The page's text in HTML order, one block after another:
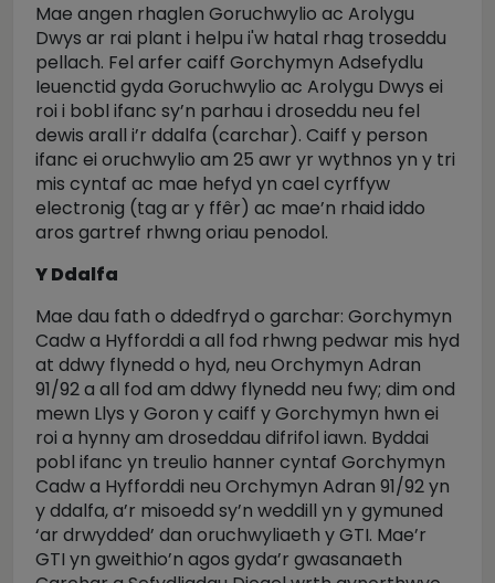
Mae angen rhaglen Goruchwylio ac Arolygu
Dwys ar rai plant i helpu i'w hatal rhag troseddu
pellach. Fel arfer caiff Gorchymyn Adsefydlu
Ieuenctid gyda Goruchwylio ac Arolygu Dwys ei
roi i bobl ifanc sy’n parhau i droseddu neu fel
dewis arall i’r ddalfa (carchar). Caiff y person
ifanc ei oruchwylio am 25 awr yr wythnos yn y tri
mis cyntaf ac mae hefyd yn cael cyrffyw
electronig (tag ar y ffêr) ac mae’n rhaid iddo
aros gartref rhwng oriau penodol.
Y Ddalfa
Mae dau fath o ddedfryd o garchar: Gorchymyn
Cadw a Hyfforddi a all fod rhwng pedwar mis hyd
at ddwy flynedd o hyd, neu Orchymyn Adran
91/92 a all fod am ddwy flynedd neu fwy; dim ond
mewn Llys y Goron y caiff y Gorchymyn hwn ei
roi a hynny am droseddau difrifol iawn. Byddai
pobl ifanc yn treulio hanner cyntaf Gorchymyn
Cadw a Hyfforddi neu Orchymyn Adran 91/92 yn
y ddalfa, a’r misoedd sy’n weddill yn y gymuned
‘ar drwydded’ dan oruchwyliaeth y GTI. Mae’r
GTI yn gweithio’n agos gyda’r gwasanaeth